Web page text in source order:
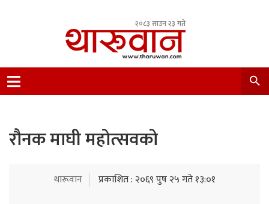
२०८३ साउन २३ गते
Nepal.
रौनक माघी महोत्‍सवको
थारूवान प्रकाशित : २०६९ पुष २५ गते १३:०१